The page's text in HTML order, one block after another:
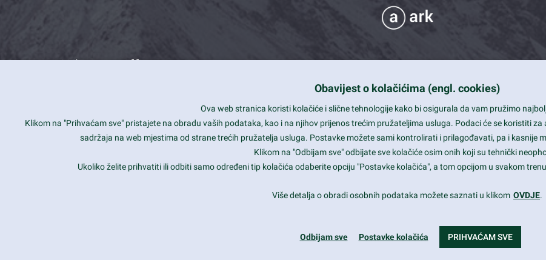
What we offer
Is your website user friendly?
Ark offers weekly stunning designs.
Why our customers love Ark?
Smart and beautiful design
Unlimited Eelements
Mobile ready
Obavijest o kolačićima (engl. cookies)
Ova web stranica koristi kolačiće i slične tehnologije kako bi osigurala da vam pružimo
Klikom na "Prihvaćam sve" pristajete na obradu vaših podataka, kao i na njihov prijenos trećim pružateljima usluga. Podaci će se koristiti
sadržaja na web mjestima od strane trećih pružatelja usluga. Postavke možete sami kontrolirati i prilagođavati, pa i kasnije
Klikom na "Odbijam sve" odbijate sve kolačiće osim onih koji su tehnički
Ukoliko želite prihvatiti ili odbiti samo određeni tip kolačića odaberite opciju "Postavke kolačića", a tom opcijom u svakom
Više detalja o obradi osobnih podataka možete saznati u klikom OVDJE.
Odbijam sve Postavke kolačića PRIHVAĆAM SVE